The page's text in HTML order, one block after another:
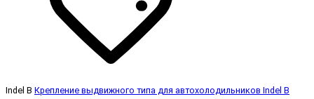
Indel B Крепление выдвижного типа для автохолодильников Indel B